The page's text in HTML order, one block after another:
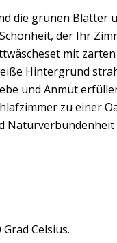
die grünen Blätter
der Ihr
mit zarten
Hintergrund
und Anmut
zu einer
Celsius.